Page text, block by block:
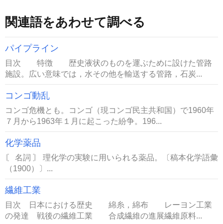
関連語をあわせて調べる
パイプライン
目次 特徴 歴史液状のものを運ぶために設けた管路
施設。広い意味では，水その他を輸送する管路，石炭...
コンゴ動乱
コンゴ危機とも。コンゴ（現コンゴ民主共和国）で1960年
７月から1963年１月に起こった紛争。196...
化学薬品
〘 名詞 〙 理化学の実験に用いられる薬品。〔稿本化学語彙
（1900）〕...
繊維工業
目次 日本における歴史 綿糸，綿布 レーヨン工業
の発達 戦後の繊維工業 合成繊維の進展繊維原料...